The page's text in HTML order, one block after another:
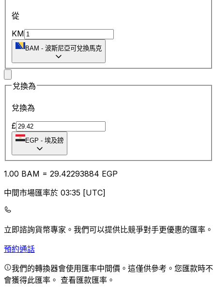
從
KM
BAM - 波斯尼亞可兌換馬克
兌換為
兌換為
£
EGP - 埃及鎊
1.00 BAM = 29.42293884 EGP
中間市場匯率於 03:35 [UTC]
立即諮詢貨幣專家。 我們可以提供比競爭對手更優惠的匯率。
預約通話
我們的轉換器會使用匯率中間價。這僅供參考。您匯款時不
會獲得此匯率。 查看匯款匯率。